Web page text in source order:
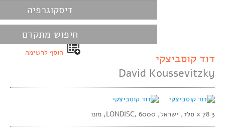
דיסקוגרפיה
חיפוש מתקדם
הוסף לרשימה
דוד קוסביצקי
David Koussevitzky
3 x 78 סלד, ישראל, LONDISC, 6000, מונו